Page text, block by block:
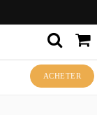
ACHETER